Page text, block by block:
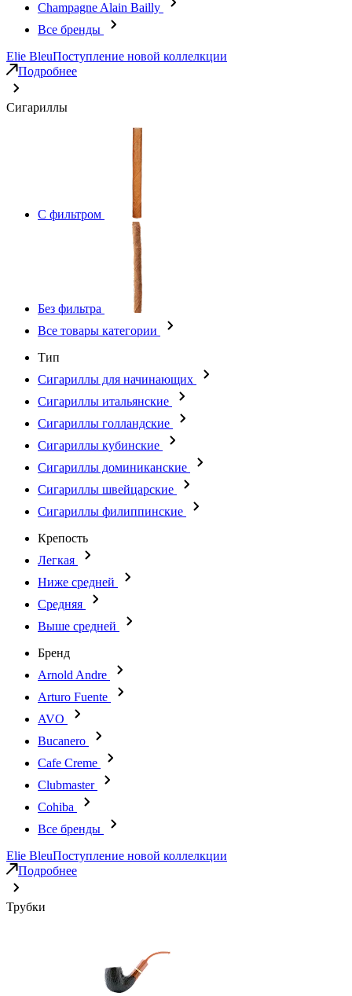
Champagne Alain Bailly
Все бренды
Elie BleuПоступление новой коллелкции
Подробнее
Сигариллы
С фильтром
Без фильтра
Все товары категории
Тип
Сигариллы для начинающих
Сигариллы итальянские
Сигариллы голландские
Сигариллы кубинские
Сигариллы доминиканские
Сигариллы швейцарские
Сигариллы филиппинские
Крепость
Легкая
Ниже средней
Средняя
Выше средней
Бренд
Arnold Andre
Arturo Fuente
AVO
Bucanero
Cafe Creme
Clubmaster
Cohiba
Все бренды
Elie BleuПоступление новой коллелкции
Подробнее
Трубки